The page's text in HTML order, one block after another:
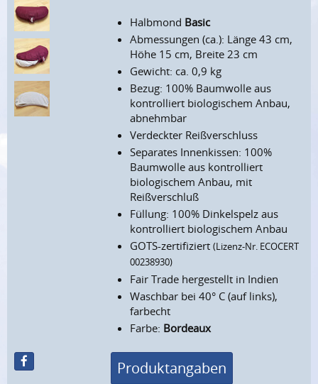
Halbmond Basic
Abmessungen (ca.): Länge 43 cm,
Höhe 15 cm, Breite 23 cm
Gewicht: ca. 0,9 kg
Bezug: 100% Baumwolle aus
kontrolliert biologischem Anbau,
abnehmbar
Verdeckter Reißverschluss
Separates Innenkissen: 100%
Baumwolle aus kontrolliert
biologischem Anbau, mit
Reißverschluß
Füllung: 100% Dinkelspelz aus
kontrolliert biologischem Anbau
GOTS-zertifiziert(Lizenz-Nr. ECOCERT
00238930)
Fair Trade hergestellt in Indien
Waschbar bei 40° C (auf links),
farbecht
Farbe: Bordeaux
Produktangaben